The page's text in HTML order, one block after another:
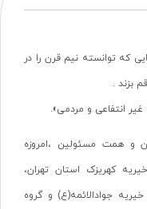
که توانسته نیم قرن را در
بزند .
انتفاعی و مردمی».
و همت مسئولین ،امروزه
کهریزک استان تهران،
خیریه جوادالائمه(ع) و گروه